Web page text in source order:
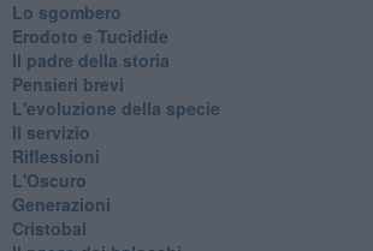
Lo sgombero
Erodoto e Tucidide
Il padre della storia
Pensieri brevi
L'evoluzione della specie
Il servizio
Riflessioni
L'Oscuro
Generazioni
Cristobal